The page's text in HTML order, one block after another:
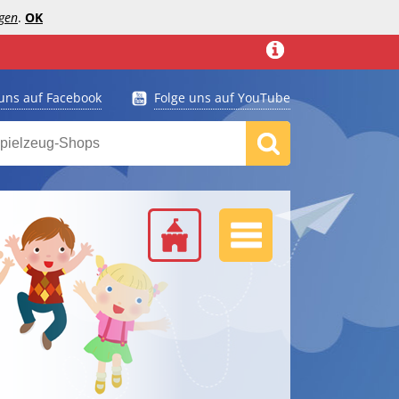
. OK
auf Facebook Folge uns auf YouTube